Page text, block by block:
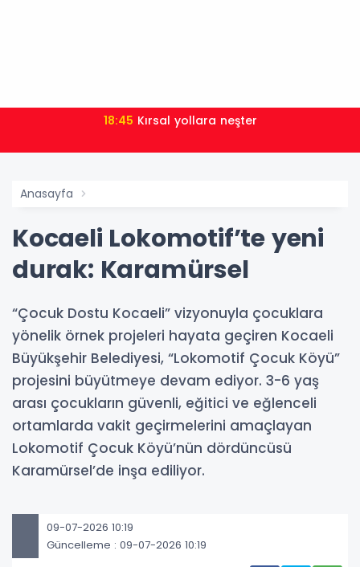
Anasayfa
Kocaeli Lokomotif’te yeni
durak: Karamürsel
“Çocuk Dostu Kocaeli” vizyonuyla çocuklara
yönelik örnek projeleri hayata geçiren Kocaeli
Büyükşehir Belediyesi, “Lokomotif Çocuk Köyü”
projesini büyütmeye devam ediyor. 3-6 yaş
arası çocukların güvenli, eğitici ve eğlenceli
ortamlarda vakit geçirmelerini amaçlayan
Lokomotif Çocuk Köyü’nün dördüncüsü
Karamürsel’de inşa ediliyor.
09-07-2026 10:19
Güncelleme : 09-07-2026 10:19